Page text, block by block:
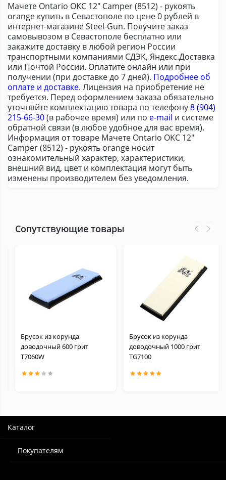
Мачете Ontario OKC 12" Camper (8512) - рукоять
orange купить в Севастополе по цене 0 рублей в
интернет-магазине Steel-Gun. Получите заказ
самовывозом в Севастополе бесплатно или
закажите доставку в любой регион России
транспортными компаниями СДЭК, Яндекс.Доставка
или Почтой России. Оплатите онлайн или при
получении (при доставке до 7 дней). Подробнее об
оплате и доставке. Лицензия на приобретение не
требуется. Перед оформлением заказа обязательно
уточняйте комплектацию товара по телефону8 (904)
215-66-30(в рабочее время) или по e-mail и системе
обратной связи (в любое удобное для вас время).
Информация от товаре Мачете Ontario OKC 12"
Camper (8512) - рукоять orange носит
ознакомительный характер, характеристики,
внешний вид, цвет и комплектация могут быть
изменены производителем без уведомления.
Сопутствующие товары
Брусок из корунда
доводочный 600 грит
Т7060W
Брусок из корунда
доводочный 1000 грит
TG7100
Каталог
Покупателям